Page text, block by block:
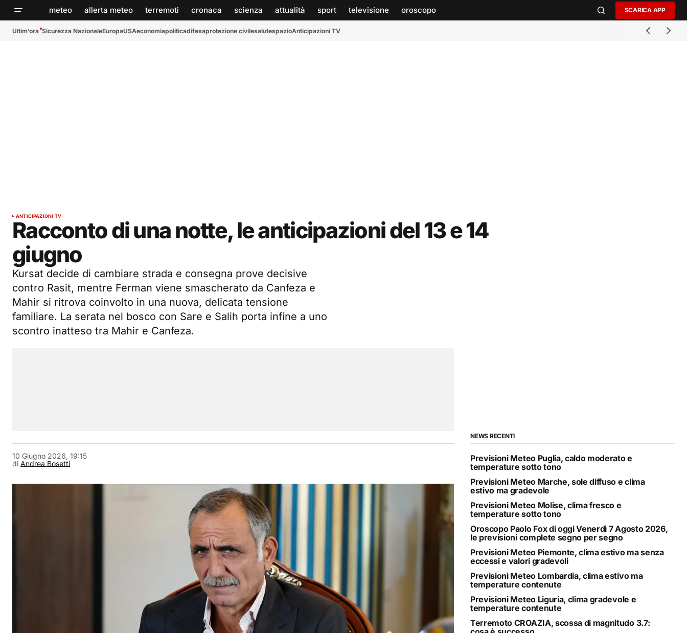
meteo allerta meteo terremoti cronaca scienza attualità sport televisione oroscopo SCARICA APP
Ultim’ora Sicurezza NazionaleEuropaUSAeconomiapoliticadifesaprotezione civilesalutespazioAnticipazioni TV
ANTICIPAZIONI TV
Racconto di una notte, le anticipazioni del 13 e 14
giugno
Kursat decide di cambiare strada e consegna prove decisive
contro Rasit, mentre Ferman viene smascherato da Canfeza e
Mahir si ritrova coinvolto in una nuova, delicata tensione
familiare. La serata nel bosco con Sare e Salih porta infine a uno
scontro inatteso tra Mahir e Canfeza.
di Andrea Bosetti
10 Giugno 2026, 19:15
NEWS RECENTI
Previsioni Meteo Puglia, caldo moderato e
temperature sotto tono
Previsioni Meteo Marche, sole diffuso e clima
estivo ma gradevole
Previsioni Meteo Molise, clima fresco e
temperature sotto tono
Oroscopo Paolo Fox di oggi Venerdì 7 Agosto 2026,
le previsioni complete segno per segno
Previsioni Meteo Piemonte, clima estivo ma senza
eccessi e valori gradevoli
Previsioni Meteo Lombardia, clima estivo ma
temperature contenute
Previsioni Meteo Liguria, clima gradevole e
temperature contenute
Terremoto CROAZIA, scossa di magnitudo 3.7: